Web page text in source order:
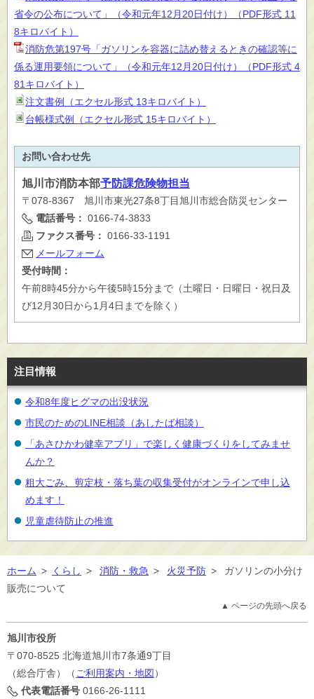
省令の公布について」（令和元年12月20日付け）（PDF形式 11
8キロバイト）
消防危第197号「ガソリンを容器に詰め替えるときの確認等に
係る運用要領について」（令和元年12月20日付け）（PDF形式 4
81キロバイト）
注文書例（エクセル形式 13キロバイト）
台帳様式例（エクセル形式 15キロバイト）
お問い合わせ先
旭川市消防本部予防課危険物担当
〒078-8367 旭川市東光27条8丁目旭川市総合防災センター
電話番号： 0166-74-3833
ファクス番号： 0166-33-1191
メールフォーム
受付時間：
午前8時45分から午後5時15分まで（土曜日・日曜日・祝日及
び12月30日から1月4日までを除く）
注目情報
令和8年度ヒグマの出没状況
市民のためのLINE相談（あしたば相談）
「あさひかわ健幸アプリ」で楽しく健康づくりをしてみませ
んか？
粗大ごみ、剪定枝・落ち葉の収集受付がオンラインで申し込
めます！
児童虐待防止の推進
ホーム > くらし > 消防・救急 > 火災予防 >
ガソリンの小分け
販売について
▲ ページの先頭へ戻る
旭川市役所
〒070-8525 北海道旭川市7条通9丁目
（総合庁舎）（ ご利用案内・地図 ）
代表電話番号 0166-26-1111